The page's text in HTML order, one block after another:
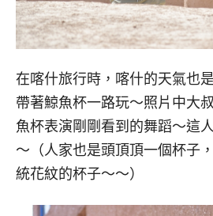
在喀什旅行時，喀什的天氣也
帶著鯨魚杯一路玩～照片中大
魚杯表演剛剛看到的舞蹈～這
～（人家也是頭頂頂一個杯子
統花紋的杯子～～）